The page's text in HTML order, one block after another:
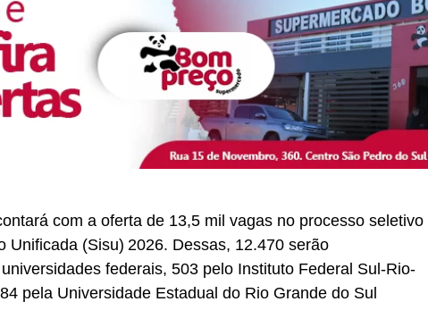
com a oferta de 13,5 mil vagas no processo seletivo
Unificada (Sisu) 2026. Dessas, 12.470 serão
federais, 503 pelo Instituto Federal Sul-Rio-
pela Universidade Estadual do Rio Grande do Sul